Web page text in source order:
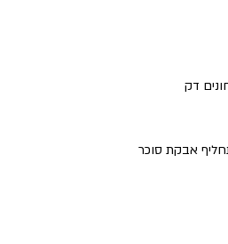
אבקת סוכר